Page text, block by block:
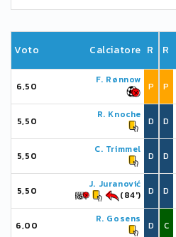
Voto Calciatore R
6,50
F. Rønnow
P
5,50
R. Knoche
D
5,50
C. Trimmel
D
5,50
J. Juranović
(84')
D
6,00
R. Gosens
D
R
P
D
D
D
C